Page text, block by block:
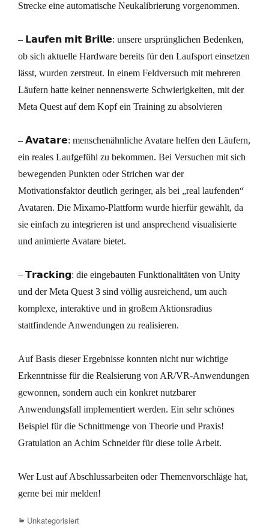
Strecke eine automatische Neukalibrierung vorgenommen.
– 𝗟𝗮𝘂𝗳𝗲𝗻 𝗺𝗶𝘁 𝗕𝗿𝗶𝗹𝗹𝗲: unsere ursprünglichen Bedenken,
ob sich aktuelle Hardware bereits für den Laufsport einsetzen
lässt, wurden zerstreut. In einem Feldversuch mit mehreren
Läufern hatte keiner nennenswerte Schwierigkeiten, mit der
Meta Quest auf dem Kopf ein Training zu absolvieren
– 𝗔𝘃𝗮𝘁𝗮𝗿𝗲: menschenähnliche Avatare helfen den Läufern,
ein reales Laufgefühl zu bekommen. Bei Versuchen mit sich
bewegenden Punkten oder Strichen war der
Motivationsfaktor deutlich geringer, als bei „real laufenden“
Avataren. Die Mixamo-Plattform wurde hierfür gewählt, da
sie einfach zu integrieren ist und ansprechend visualisierte
und animierte Avatare bietet.
– 𝗧𝗿𝗮𝗰𝗸𝗶𝗻𝗴: die eingebauten Funktionalitäten von Unity
und der Meta Quest 3 sind völlig ausreichend, um auch
komplexe, interaktive und in großem Aktionsradius
stattfindende Anwendungen zu realisieren.
Auf Basis dieser Ergebnisse konnten nicht nur wichtige
Erkenntnisse für die Realsierung von AR/VR-Anwendungen
gewonnen, sondern auch ein konkret nutzbarer
Anwendungsfall implementiert werden. Ein sehr schönes
Beispiel für die Schnittmenge von Theorie und Praxis!
Gratulation an Achim Schneider für diese tolle Arbeit.
Wer Lust auf Abschlussarbeiten oder Themenvorschläge hat,
gerne bei mir melden!
Categories
Unkategorisiert